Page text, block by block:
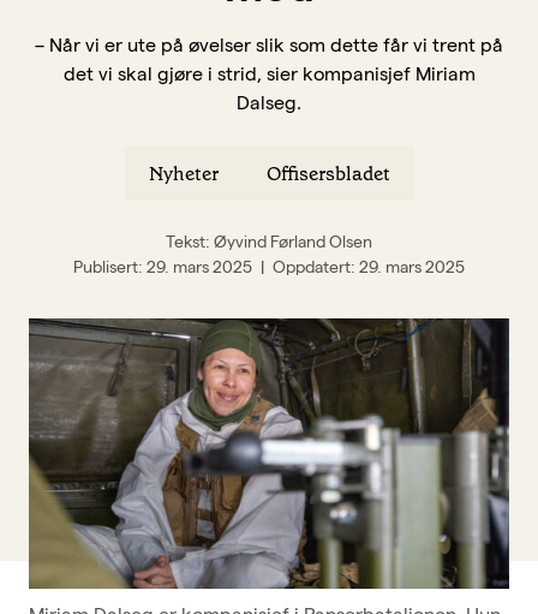
Medlemsavtaler
Forsikringer
Hva vi jobber for
Lønn, arbeidsvilkår og pensjon
Siste nytt
Offisersbladet
KAFO
BFO UNG
Tillitsvalgt
Typer medlemskap
Kurskalender
Innmeldingsskjema
– Når vi er ute på øvelser slik som dette får vi trent på
det vi skal gjøre i strid, sier kompanisjef Miriam
Dalseg.
Nyheter Offisersbladet
Tekst: Øyvind Førland Olsen
Publisert 29. mars 2025 Oppdatert 29. mars 2025